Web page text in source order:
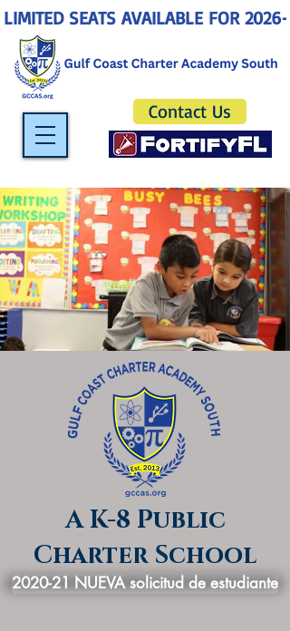
LIMITED SEATS AVAILABLE FOR
Contact Us
A K-8 Public
Charter School
2020-21 NUEVA solicitud de estudiante